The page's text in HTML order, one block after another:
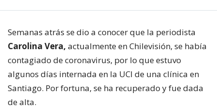
Semanas atrás se dio a conocer que la periodista
Carolina Vera, actualmente en Chilevisión, se había
contagiado de coronavirus, por lo que estuvo
algunos días internada en la UCI de una clínica en
Santiago. Por fortuna, se ha recuperado y fue dada
de alta.